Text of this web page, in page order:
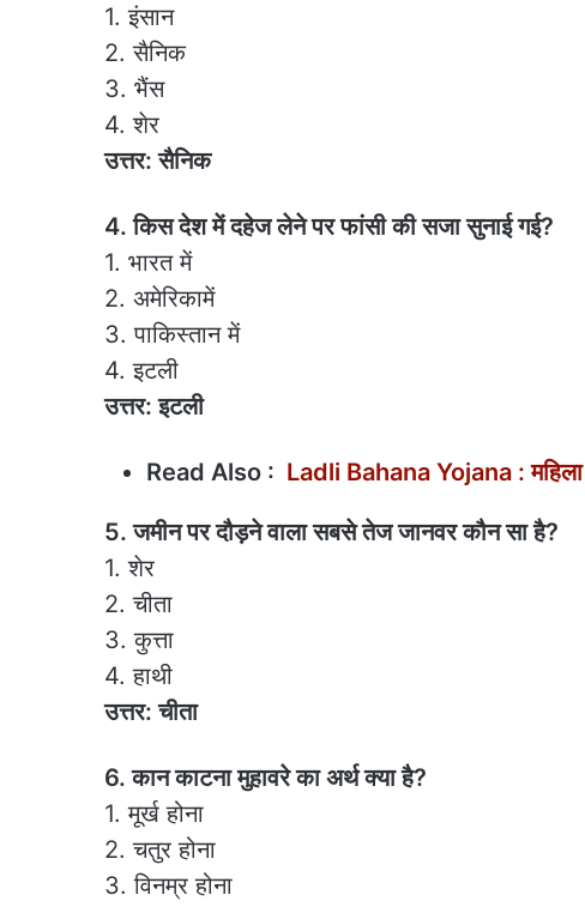
1. इंसान
2. सैनिक
3. भैंस
4. शेर
उत्तर: सैनिक
4. किस देश में दहेज लेने पर फांसी की सजा सुनाई गई?
1. भारत में
2. अमेरिकामें
3. पाकिस्तान में
4. इटली
उत्तर: इटली
Read Also : Ladli Bahana Yojana : महिला
5. जमीन पर दौड़ने वाला सबसे तेज जानवर कौन सा है?
1. शेर
2. चीता
3. कुत्ता
4. हाथी
उत्तर: चीता
6. कान काटना मुहावरे का अर्थ क्या है?
1. मूर्ख होना
2. चतुर होना
3. विनम्र होना